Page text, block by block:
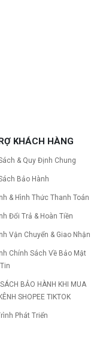
KHÁCH HÀNG
& Quy Định Chung
Bảo Hành
& Hình Thức Thanh Toán
Đổi Trả & Hoàn Tiền
Vận Chuyển & Giao Nhận
Chính Sách Về Bảo Mật
BẢO HÀNH KHI MUA
SHOPEE TIKTOK
Phát Triển